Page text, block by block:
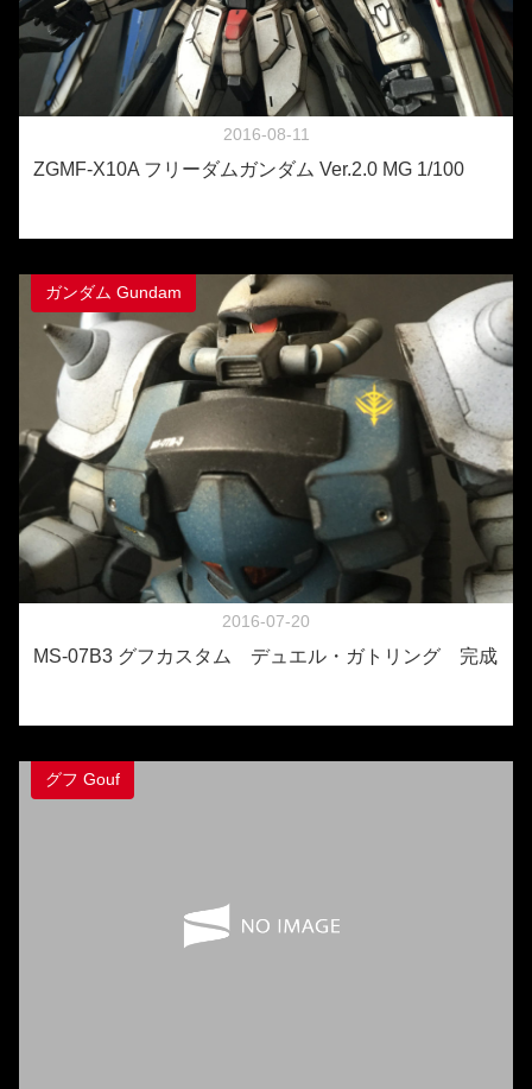
2016-08-11
ZGMF-X10A フリーダムガンダム Ver.2.0 MG 1/100
ガンダム Gundam
2016-07-20
MS-07B3 グフカスタム デュエル・ガトリング 完成
グフ Gouf